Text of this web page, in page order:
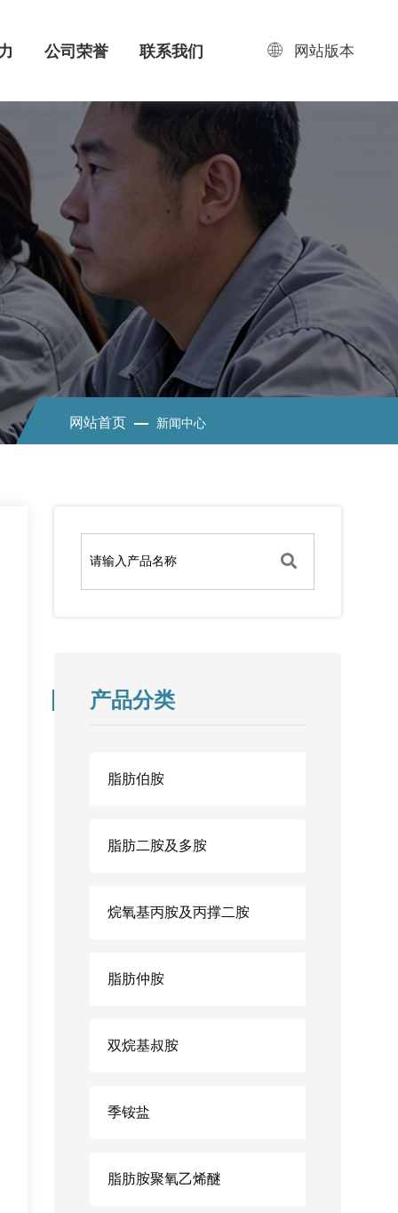
公司荣誉 联系我们 网站版本
网站首页 新闻中心
产品分类
脂肪伯胺
脂肪二胺及多胺
烷氧基丙胺及丙撑二胺
脂肪仲胺
双烷基叔胺
季铵盐
脂肪胺聚氧乙烯醚